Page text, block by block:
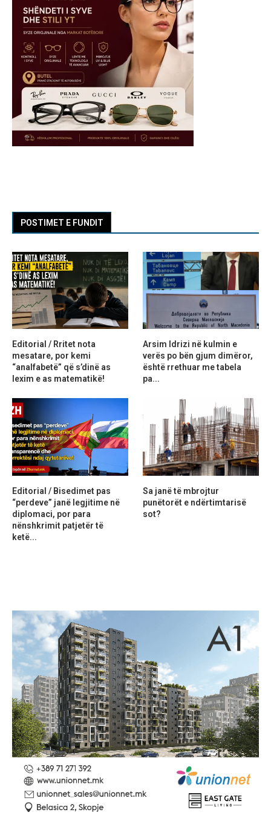
POSTIMET E FUNDIT
Editorial / Rritet nota
mesatare, por kemi
“analfabetë” që s’dinë as
lexim e as matematikë!
Arsim Idrizi në kulmin e
verës po bën gjum dimëror,
është rrethuar me tabela
pa...
Editorial / Bisedimet pas
“perdeve” janë legjitime në
diplomaci, por para
nënshkrimit patjetër të
ketë...
Sa janë të mbrojtur
punëtorët e ndërtimtarisë
sot?